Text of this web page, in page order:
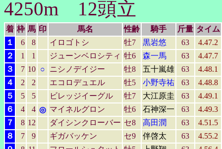
4250m 12頭立
着 枠 馬 印 馬名 性齢 騎手 斤量 タイム
１
6 8 イロゴトシ 牡7 黒岩悠 63
4.47.2
２
1 1 ジューンベロシティ 牡6 森一馬 63
4.47.7
３
7 10 ○ ニシノデイジー 牡8 五十嵐雄 63
4.48.1
４
2 2 エコロデュエル 牡5 小野寺祐 63
4.48.8
５
5 5 ビレッジイーグル 牡7 大江原圭 63
4.49.1
６
4 4 ◎ マイネルグロン 牡6 石神深一 63
4.49.3
７
8 12 ダイシンクローバー セ8 高田潤 63
4.51.5
８
7 9 ギガバッケン セ9 伴啓太 63
4.55.2